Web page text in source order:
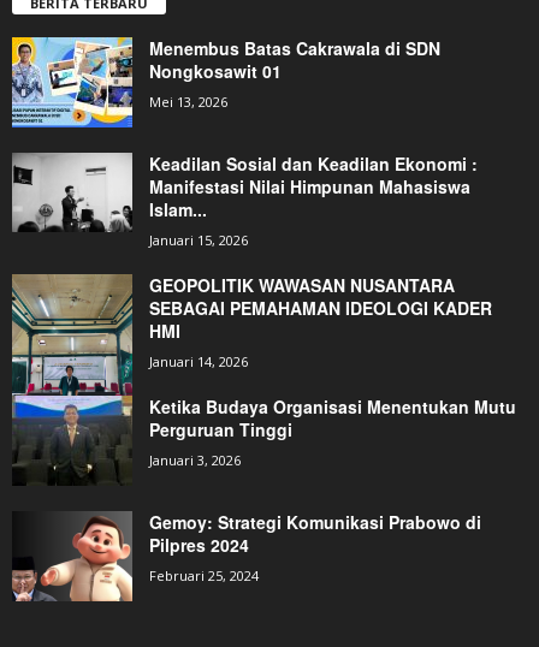
Menembus Batas Cakrawala di SDN
Nongkosawit 01
Mei 13, 2026
Keadilan Sosial dan Keadilan Ekonomi :
Manifestasi Nilai Himpunan Mahasiswa
Islam...
Januari 15, 2026
GEOPOLITIK WAWASAN NUSANTARA
SEBAGAI PEMAHAMAN IDEOLOGI KADER
HMI
Januari 14, 2026
Ketika Budaya Organisasi Menentukan Mutu
Perguruan Tinggi
Januari 3, 2026
Gemoy: Strategi Komunikasi Prabowo di
Pilpres 2024
Februari 25, 2024